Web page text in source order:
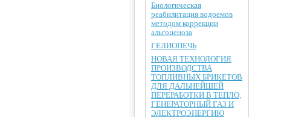
Биологическая
реабилитация водоемов
методом коррекции
альгоценоза
ГЕЛИОПЕЧЬ
НОВАЯ ТЕХНОЛОГИЯ
ПРОИЗВОДСТВА
ТОПЛИВНЫХ БРИКЕТОВ
ДЛЯ ДАЛЬНЕЙШЕЙ
ПЕРЕРАБОТКИ В ТЕПЛО,
ГЕНЕРАТОРНЫЙ ГАЗ И
ЭЛЕКТРОЭНЕРГИЮ